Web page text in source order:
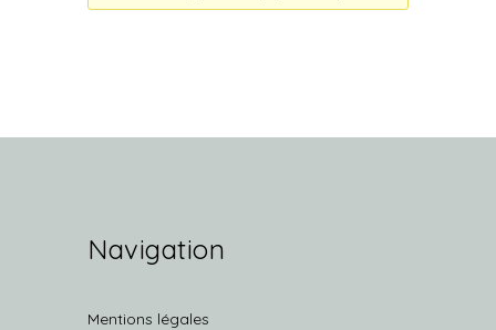
Navigation
Mentions légales